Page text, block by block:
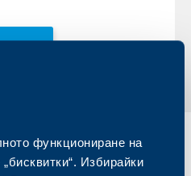
функциониране на
Избирайки
Бизнес
клиенти